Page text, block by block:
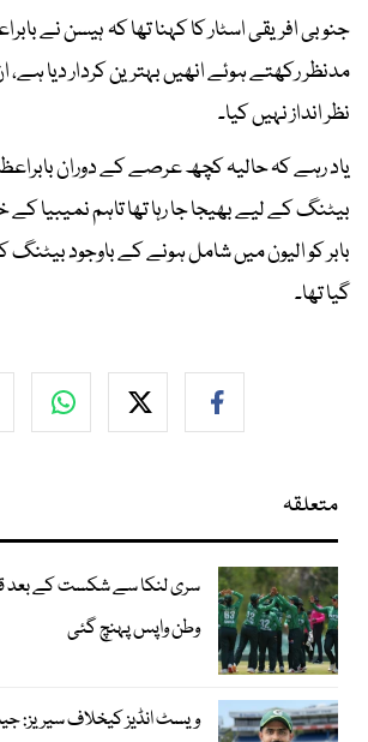
جنوبی افریقی اسٹار کا کہنا تھا کہ ہیسن نے
مدنظر رکھتے ہوئے انھیں بہترین کردار دیا
نظر انداز نہیں کیا۔
یاد رہے کہ حالیہ کچھ عرصے کے دوران
بیٹنگ کے لیے بھیجا جا رہا تھا تاہم نمیبیا
بابر کو الیون میں شامل ہونے کے باوجود بیٹنگ
گیا تھا۔
متعلقہ
سری لنکا سے شکست کے بعد
وطن واپس پہنچ گئی
ویسٹ انڈیز کیخلاف سیریز: